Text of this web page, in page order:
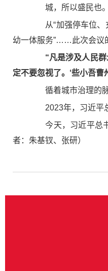
城，所以盛民也。
从“加强停车位、充
幼一体服务”……此次会议
“凡是涉及人民
定不要忽视了。‘些小吾曹
循着城市治理的脉
2023年，习近平总
今天，习近平总书
者：朱基钗、张研）